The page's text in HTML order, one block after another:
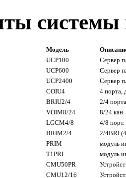
системы
Модель
UCP100
Сервер
UCP600
Сервер
UCP2400
Сервер
COIU4
4 порта,
BRIU2/4
2/4
VOIM8/24
8/24 кан.
LGCM4/8
4/8 порт.
BRIM2/4
2/4BRI
PRIM
модуль
T1PRI
модуль
CMU50PR
CMU12/16